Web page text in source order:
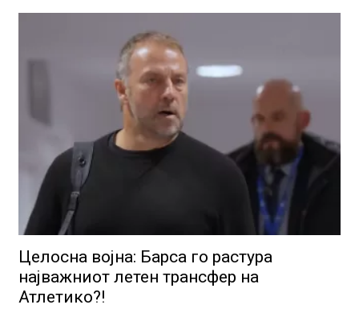
Целосна војна: Барса го растура
најважниот летен трансфер на
Атлетико?!